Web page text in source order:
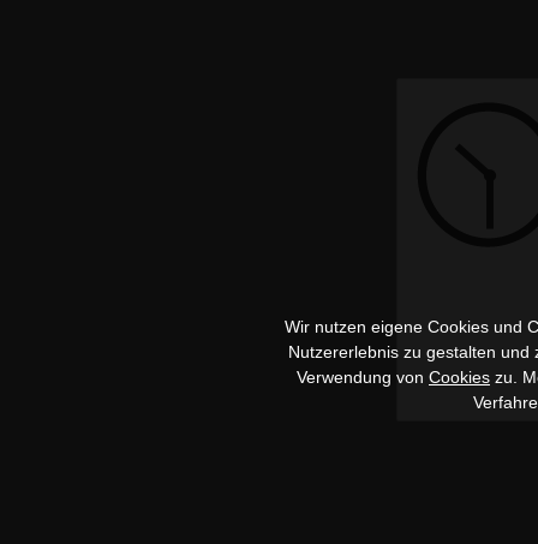
Wir nutzen eigene Cookies und
Nutzererlebnis zu gestalten
Verwendung von Cookies zu.